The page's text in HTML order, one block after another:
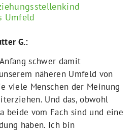
Umfeld
G.:
schwer damit
näheren Umfeld von
viele Menschen der Meinung
Und das, obwohl
beide vom Fach sind und eine
haben. Ich bin